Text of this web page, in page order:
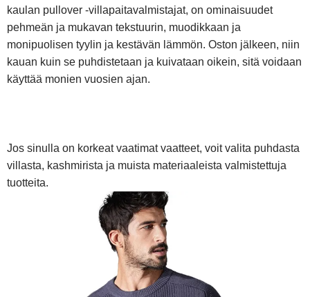
kaulan pullover -villapaitavalmistajat, on ominaisuudet
pehmeän ja mukavan tekstuurin, muodikkaan ja
monipuolisen tyylin ja kestävän lämmön. Oston jälkeen, niin
kauan kuin se puhdistetaan ja kuivataan oikein, sitä voidaan
käyttää monien vuosien ajan.
Jos sinulla on korkeat vaatimat vaatteet, voit valita puhdasta
villasta, kashmirista ja muista materiaaleista valmistettuja
tuotteita.